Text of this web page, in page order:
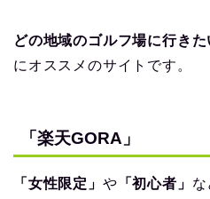
どの地域のゴルフ場に行き
にオススメのサイトです。
「楽天GORA」
「女性限定」 や 「初心者」